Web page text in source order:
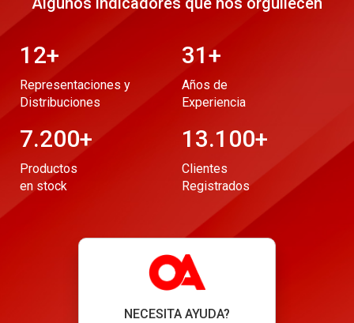
12+
Representaciones y
Distribuciones
31+
Años de
Experiencia
7.200+
Productos
en stock
13.100+
Clientes
Registrados
NECESITA AYUDA?